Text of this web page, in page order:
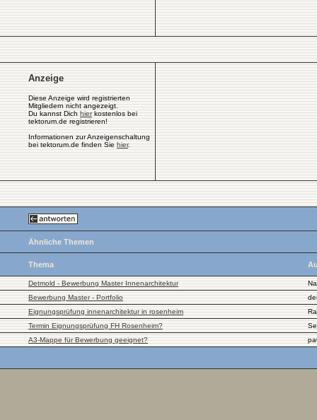
Anzeige
Diese Anzeige wird registrierten
Mitgliedern nicht angezeigt.
Du kannst Dich hierkostenlos bei
tektorum.de registrieren!
Informationen zur Anzeigenschaltung
bei tektorum.de finden Sie hier.
Ähnliche Themen
Thema
Detmold - Bewerbung Master Innenarchitektur
Bewerbung Master - Portfolio
Eignungsprüfung innenarchitektur in rosenheim
Termin Eignungsprüfung FH Rosenheim?
A3-Mappe für Bewerbung geeignet?